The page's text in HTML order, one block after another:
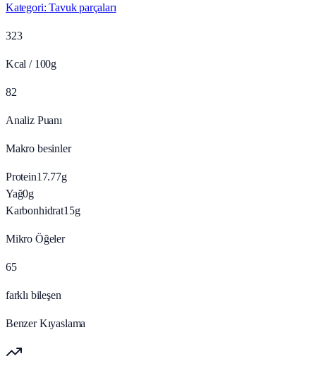
Kategori:Tavuk parçaları
323
Kcal / 100g
82
Analiz Puanı
Makro besinler
Protein17.77g
Yağ0g
Karbonhidrat15g
Mikro Öğeler
65
farklı bileşen
Benzer Kıyaslama